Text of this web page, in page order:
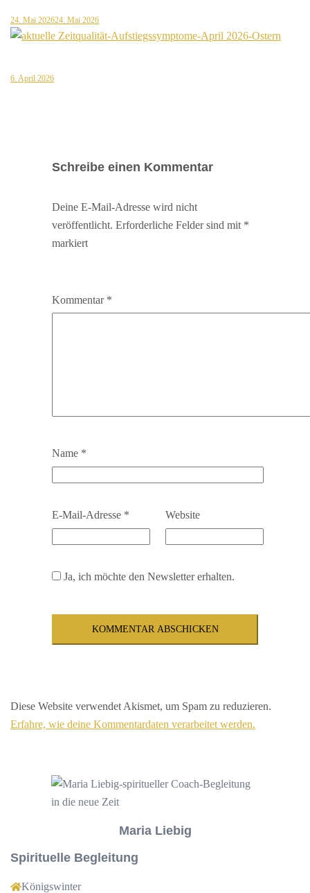
24. Mai 202624. Mai 2026
6. April 2026
Schreibe einen Kommentar
Deine E-Mail-Adresse wird nicht
veröffentlicht. Erforderliche Felder sind mit *
markiert
Kommentar *
Name *
E-Mail-Adresse * Website
Ja, ich möchte den Newsletter erhalten.
Diese Website verwendet Akismet, um Spam zu reduzieren.
Erfahre, wie deine Kommentardaten verarbeitet werden.
Maria Liebig
Spirituelle Begleitung
Königswinter